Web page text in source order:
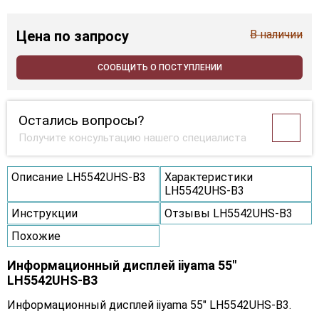
Цена по запросу В наличии
СООБЩИТЬ О ПОСТУПЛЕНИИ
Остались вопросы?
Получите консультацию нашего специалиста
Описание LH5542UHS-B3
Характеристики
LH5542UHS-B3
Инструкции
Отзывы LH5542UHS-B3
Похожие
Информационный дисплей iiyama 55"
LH5542UHS-B3
Информационный дисплей iiyama 55" LH5542UHS-B3.